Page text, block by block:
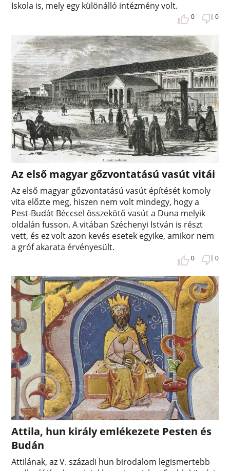
Iskola is, mely egy különálló intézmény volt.
0 0
Az első magyar gőzvontatású vasút vitái
Az első magyar gőzvontatású vasút építését komoly
vita előzte meg, hiszen nem volt mindegy, hogy a
Pest-Budát Béccsel összekötő vasút a Duna melyik
oldalán fusson. A vitában Széchenyi István is részt
vett, és ez volt azon kevés esetek egyike, amikor nem
a gróf akarata érvényesült.
0 0
Attila, hun király emlékezete Pesten és
Budán
Attilának, az V. századi hun birodalom legismertebb